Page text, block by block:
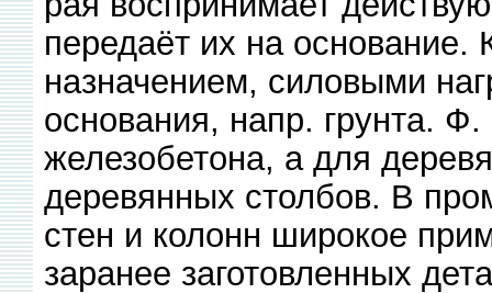
передаёт их на основание.
назначением, силовыми
основания, напр. грунта.
железобетона, а для
деревянных столбов. В
стен и колонн широкое
заранее заготовленных